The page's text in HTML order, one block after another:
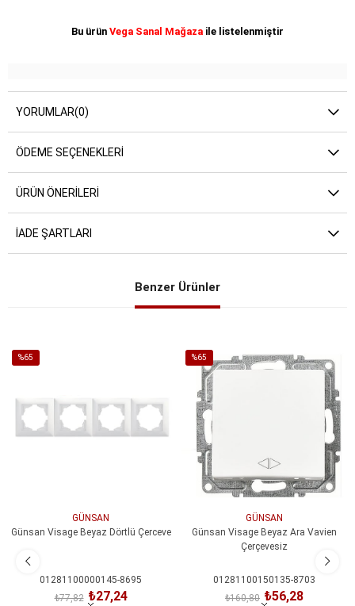
Bu ürün Vega Sanal Mağaza ile listelenmiştir
YORUMLAR(0)
ÖDEME SEÇENEKLERI
ÜRÜN ÖNERILERI
İADE ŞARTLARI
Benzer Ürünler
%65
GÜNSAN
Günsan Visage Beyaz Dörtlü Çerceve
01281100000145-8695
₺27,24
₺77,82
%65
İndirim
%65İndirim
GÜNSAN
Günsan Visage Beyaz Ara Vavien
Çerçevesiz
01281100150135-8703
₺56,28
₺160,80